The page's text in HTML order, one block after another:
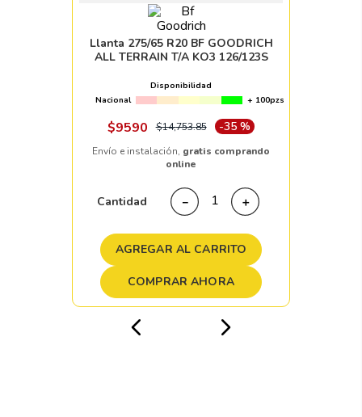
Llanta 275/65 R20 BF GOODRICH
ALL TERRAIN T/A KO3 126/123S
Disponibilidad
Nacional
+ 100pzs
$9590 $14,753.85 -35 %
Envío e instalación, gratis comprando
online
Cantidad ＋
－
AGREGAR AL CARRITO
COMPRAR AHORA